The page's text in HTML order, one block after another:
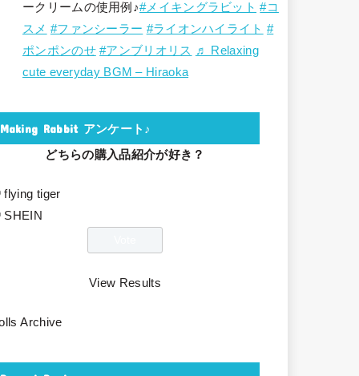
ークリームの使用例♪#メイキングラビット #コ
スメ #ファンシーラー #ライオンハイライト #
ポンポンのせ #アンブリオリス ♬ Relaxing
cute everyday BGM – Hiraoka
Making Rabbit アンケート♪
どちらの購入品紹介が好き？
flying tiger
SHEIN
View Results
Archive